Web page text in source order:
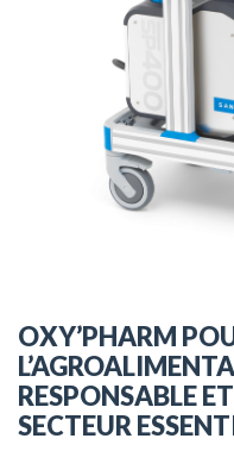
OXY’PHARM
RESPONSABLE
SECTEUR